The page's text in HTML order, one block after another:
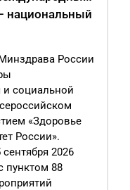
национальный
России
и социальной
«Здоровье
России».
2026
пунктом 88